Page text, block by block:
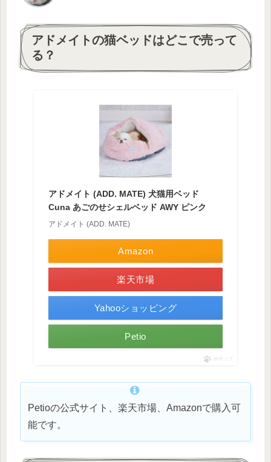
アドメイトの猫ベッドはどこで売って
る？
アドメイト (ADD. MATE) 犬猫用ベッド
Cuna あごのせシェルベッド AWY ピンク
アドメイト (ADD. MATE)
Amazon
楽天市場
Yahooショッピング
Petio
ポチップ
Petioの公式サイト、楽天市場、Amazonで購入可
能です。